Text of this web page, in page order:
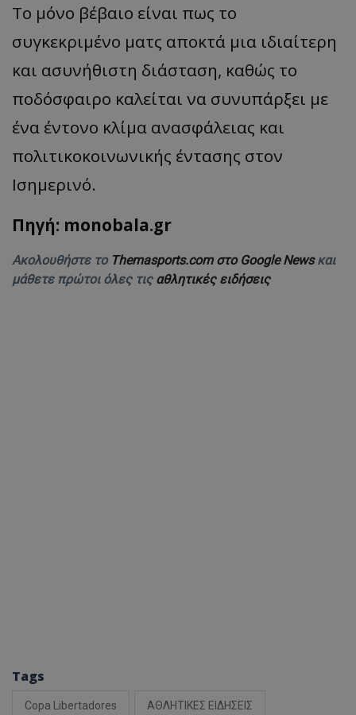
Το μόνο βέβαιο είναι πως το
συγκεκριμένο ματς αποκτά μια ιδιαίτερη
και ασυνήθιστη διάσταση, καθώς το
ποδόσφαιρο καλείται να συνυπάρξει με
ένα έντονο κλίμα ανασφάλειας και
πολιτικοκοινωνικής έντασης στον
Ισημερινό.
Πηγή: monobala.gr
Ακολουθήστε το Themasports.com στο Google Newsκαι
μάθετε πρώτοι όλες τις αθλητικές ειδήσεις
Tags
Copa Libertadores ΑΘΛΗΤΙΚΕΣ ΕΙΔΗΣΕΙΣ